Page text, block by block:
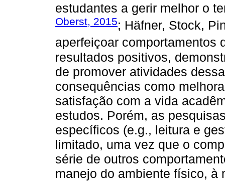
estudantes a gerir melhor o
Oberst, 2015; Häfner, Stock,
aperfeiçoar comportamentos
resultados positivos,
de promover atividades
consequências como
satisfação com a vida
estudos. Porém, as
específicos (e.g., leitura e
limitado, uma vez que o
série de outros
manejo do ambiente físico, à